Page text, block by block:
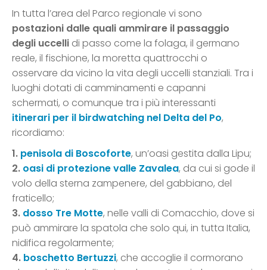
In tutta l’area del Parco regionale vi sono
postazioni dalle quali ammirare il passaggio
degli uccelli di passo come la folaga, il germano
reale, il fischione, la moretta quattrocchi o
osservare da vicino la vita degli uccelli stanziali. Tra i
luoghi dotati di camminamenti e capanni
schermati, o comunque tra i più interessanti
itinerari per il birdwatching nel Delta del Po,
ricordiamo:
1. penisola di Boscoforte, un’oasi gestita dalla Lipu;
2. oasi di protezione valle Zavalea, da cui si gode il
volo della sterna zampenere, del gabbiano, del
fraticello;
3. dosso Tre Motte, nelle valli di Comacchio, dove si
può ammirare la spatola che solo qui, in tutta Italia,
nidifica regolarmente;
4. boschetto Bertuzzi, che accoglie il cormorano